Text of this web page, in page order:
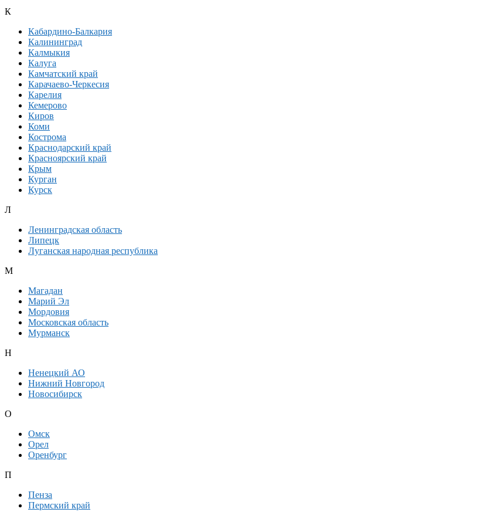
К
Кабардино-Балкария
Калининград
Калмыкия
Калуга
Камчатский край
Карачаево-Черкесия
Карелия
Кемерово
Киров
Коми
Кострома
Краснодарский край
Красноярский край
Крым
Курган
Курск
Л
Ленинградская область
Липецк
Луганская народная республика
М
Магадан
Марий Эл
Мордовия
Московская область
Мурманск
Н
Ненецкий АО
Нижний Новгород
Новосибирск
О
Омск
Орел
Оренбург
П
Пенза
Пермский край